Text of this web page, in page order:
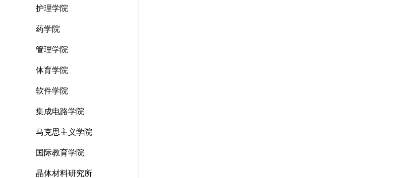
护理学院
药学院
管理学院
体育学院
软件学院
集成电路学院
马克思主义学院
国际教育学院
晶体材料研究所